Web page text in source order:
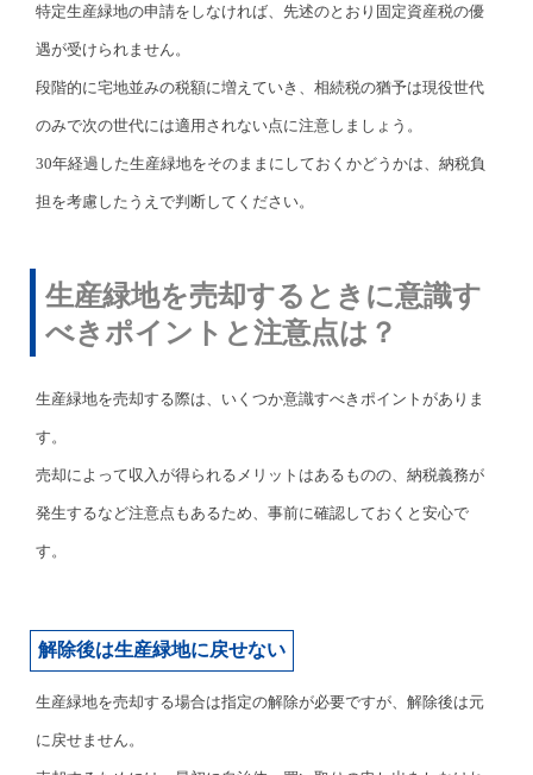
特定生産緑地の申請をしなければ、先述のとおり固定資産税の優
遇が受けられません。
段階的に宅地並みの税額に増えていき、相続税の猶予は現役世代
のみで次の世代には適用されない点に注意しましょう。
30年経過した生産緑地をそのままにしておくかどうかは、納税負
担を考慮したうえで判断してください。
生産緑地を売却するときに意識す
べきポイントと注意点は？
生産緑地を売却する際は、いくつか意識すべきポイントがありま
す。
売却によって収入が得られるメリットはあるものの、納税義務が
発生するなど注意点もあるため、事前に確認しておくと安心で
す。
解除後は生産緑地に戻せない
生産緑地を売却する場合は指定の解除が必要ですが、解除後は元
に戻せません。